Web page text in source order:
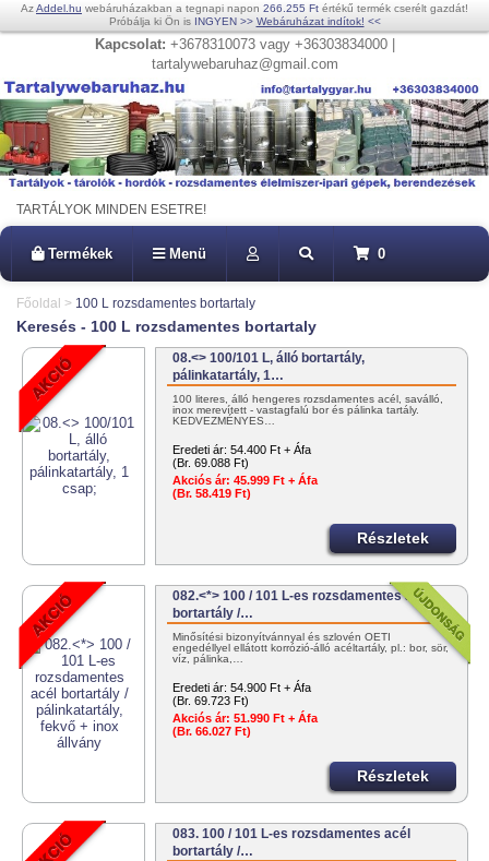
AzAddel.hu webáruházakban a tegnapi napon 266.255 Ft értékű termék cserélt gazdát!
Próbálja ki Ön is INGYEN >> Webáruházat indítok! <<
Kapcsolat: +3678310073 vagy +36303834000 |
tartalywebaruhaz@gmail.com
TARTÁLYOK MINDEN ESETRE!
Termékek Menü 0
Főoldal > 100 L rozsdamentes bortartaly
Keresés - 100 L rozsdamentes bortartaly
08.<> 100/101 L, álló bortartály,
pálinkatartály, 1…
100 literes, álló hengeres rozsdamentes acél, saválló,
inox merevített - vastagfalú bor és pálinka tartály.
KEDVEZMÉNYES…
Eredeti ár: 54.400 Ft + Áfa
(Br. 69.088 Ft)
Akciós ár: 45.999 Ft + Áfa
(Br. 58.419 Ft)
Részletek
082.<*> 100 / 101 L-es rozsdamentes acél
bortartály /…
Minősítési bizonyítvánnyal és szlovén OÉTI
engedéllyel ellátott korrózió-álló acéltartály, pl.: bor, sör,
víz, pálinka,…
Eredeti ár: 54.900 Ft + Áfa
(Br. 69.723 Ft)
Akciós ár: 51.990 Ft + Áfa
(Br. 66.027 Ft)
Részletek
083. 100 / 101 L-es rozsdamentes acél
bortartály /…